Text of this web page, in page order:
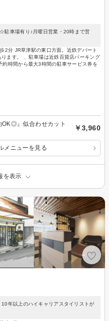
駐車場有り♪月曜日営業・20時まで営
2分 JR草津駅の東口方面。近鉄デパート
ます。 、駐車場は近鉄百貨店パーキング
時間から最大3時間の駐車サービス券を
OK◎』似合わせカット
￥3,960
メニューを見る
を表示
10年以上のハイキャリアスタイリストが